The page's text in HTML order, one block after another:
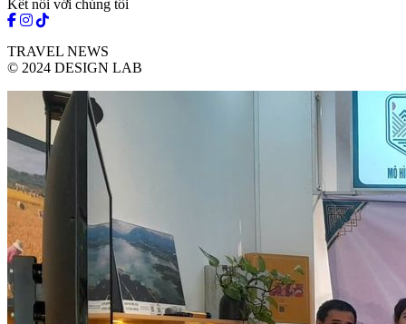
Kết nối với chúng tôi
TRAVEL NEWS
© 2024 DESIGN LAB